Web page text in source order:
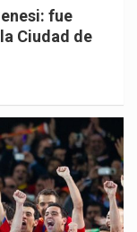
fue
Ciudad de